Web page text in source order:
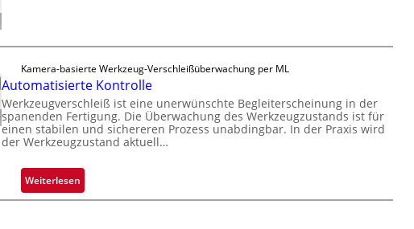
s
e
u
c
k
m
r
k
Kamera-basierte Werkzeug-Verschleißüberwachung per ML
Automatisierte Kontrolle
Werkzeugverschleiß ist eine unerwünschte Begleiterscheinung in der
spanenden Fertigung. Die Überwachung des Werkzeugzustands ist für
einen stabilen und sichereren Prozess unabdingbar. In der Praxis wird
der Werkzeugzustand aktuell…
Weiterlesen:
A